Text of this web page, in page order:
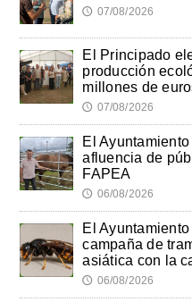
🕔 07/08/2026
El Principado
producción
millones de
🕔 07/08/2026
El
afluencia de
FAPEA
🕔 06/08/2026
El
campaña de
asiática con la
🕔 06/08/2026